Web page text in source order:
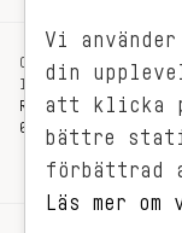
OXENSTIERNSGATAN 33
114 27 STOCKHOLM
08-799 62 01
Vi
din
att klicka
bättre
förbättrad
Läs mer